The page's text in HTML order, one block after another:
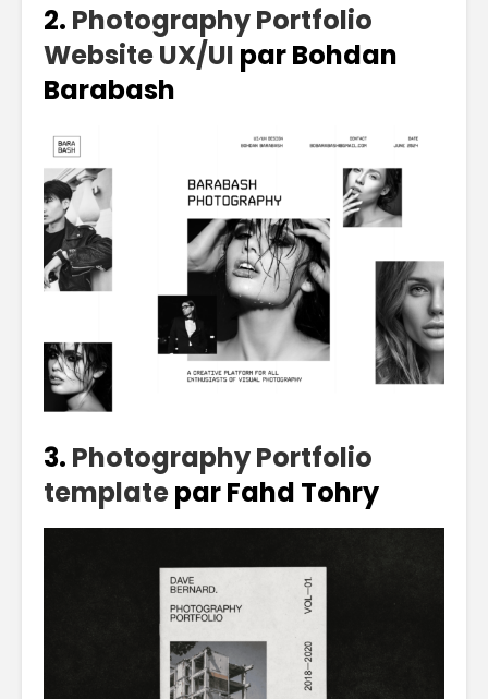
2. Photography Portfolio
Website UX/UI par Bohdan
Barabash
3. Photography Portfolio
templatepar Fahd Tohry